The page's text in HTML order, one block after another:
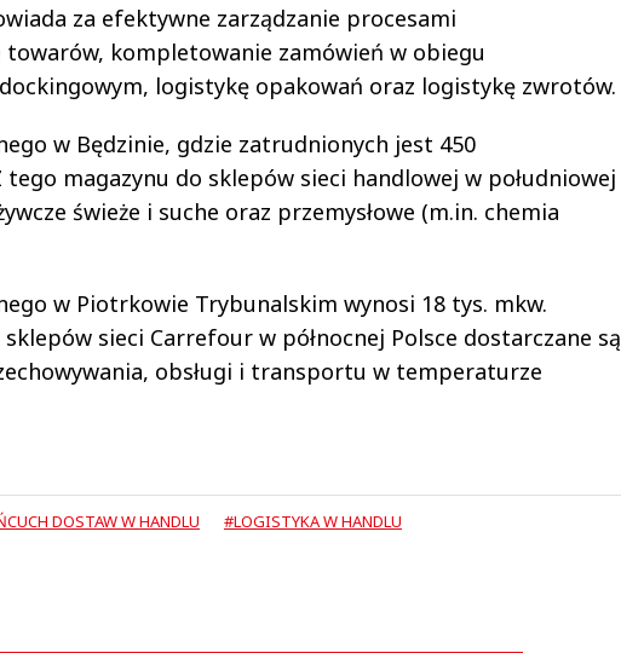
za efektywne zarządzanie procesami
towarów, kompletowanie zamówień w obiegu
logistykę opakowań oraz logistykę zwrotów.
w Będzinie, gdzie zatrudnionych jest 450
magazynu do sklepów sieci handlowej w południowej
świeże i suche oraz przemysłowe (m.in. chemia
w Piotrkowie Trybunalskim wynosi 18 tys. mkw.
sieci Carrefour w północnej Polsce dostarczane są
obsługi i transportu w temperaturze
DOSTAW W HANDLU #LOGISTYKA W HANDLU